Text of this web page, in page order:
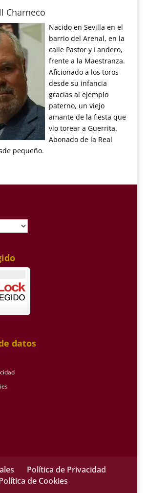
Charneco
Nacido en Sevilla en el
barrio del Arenal, en la
calle Pastor y Landero,
frente a la Maestranza.
Aficionado a los toros
desde su infancia
gracias al ejemplo
paterno, un viejo
amante de la fiesta que
vio torear a Guerrita.
Abonado de la Real
pequeño.
datos
Política de Privacidad
de Cookies